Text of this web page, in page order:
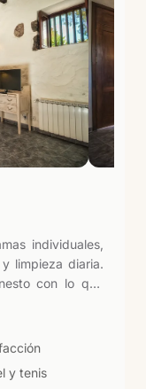
individuales,
limpieza diaria.
con lo que
en Arucas)
de pádel y
y tenis